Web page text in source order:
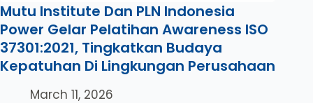
Mutu Institute Dan PLN Indonesia
Power Gelar Pelatihan Awareness ISO
37301:2021, Tingkatkan Budaya
Kepatuhan Di Lingkungan Perusahaan
March 11, 2026